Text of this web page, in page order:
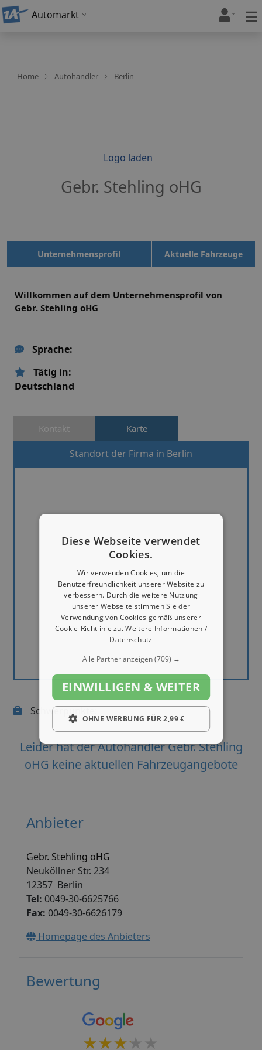
Automarkt
Home Autohändler Berlin
Logo laden
Gebr. Stehling oHG
Unternehmensprofil Aktuelle Fahrzeuge
Willkommen auf dem Unternehmensprofil von
Gebr. Stehling oHG
Sprache:
Tätig in:
Deutschland
Kontakt Karte
Standort der Firma in Berlin
Schwerpunkte:
Leider hat der Autohändler Gebr. Stehling
oHG keine aktuellen Fahrzeugangebote
Anbieter
Gebr. Stehling oHG
Neuköllner Str. 234
12357 Berlin
Tel: 0049-30-6625766
Fax: 0049-30-6626179
Homepage des Anbieters
Bewertung
★★★★★
★★★★★
Diese Webseite verwendet
Cookies.
Wir verwenden Cookies, um die
Benutzerfreundlichkeit unserer Website zu
verbessern. Durch die weitere Nutzung
unserer Webseite stimmen Sie der
Verwendung von Cookies gemäß unserer
Cookie-Richtlinie zu.Weitere Informationen /
Datenschutz
Alle Partner anzeigen(709) →
EINWILLIGEN & WEITER
OHNE WERBUNG FÜR 2,99 €